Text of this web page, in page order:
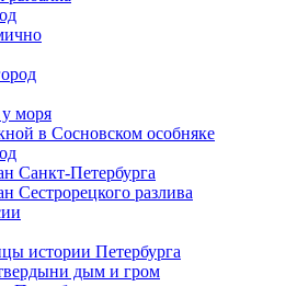
моря
в Сосновском особняке
Санкт-Петербурга
Сестрорецкого разлива
истории Петербурга
дым и гром